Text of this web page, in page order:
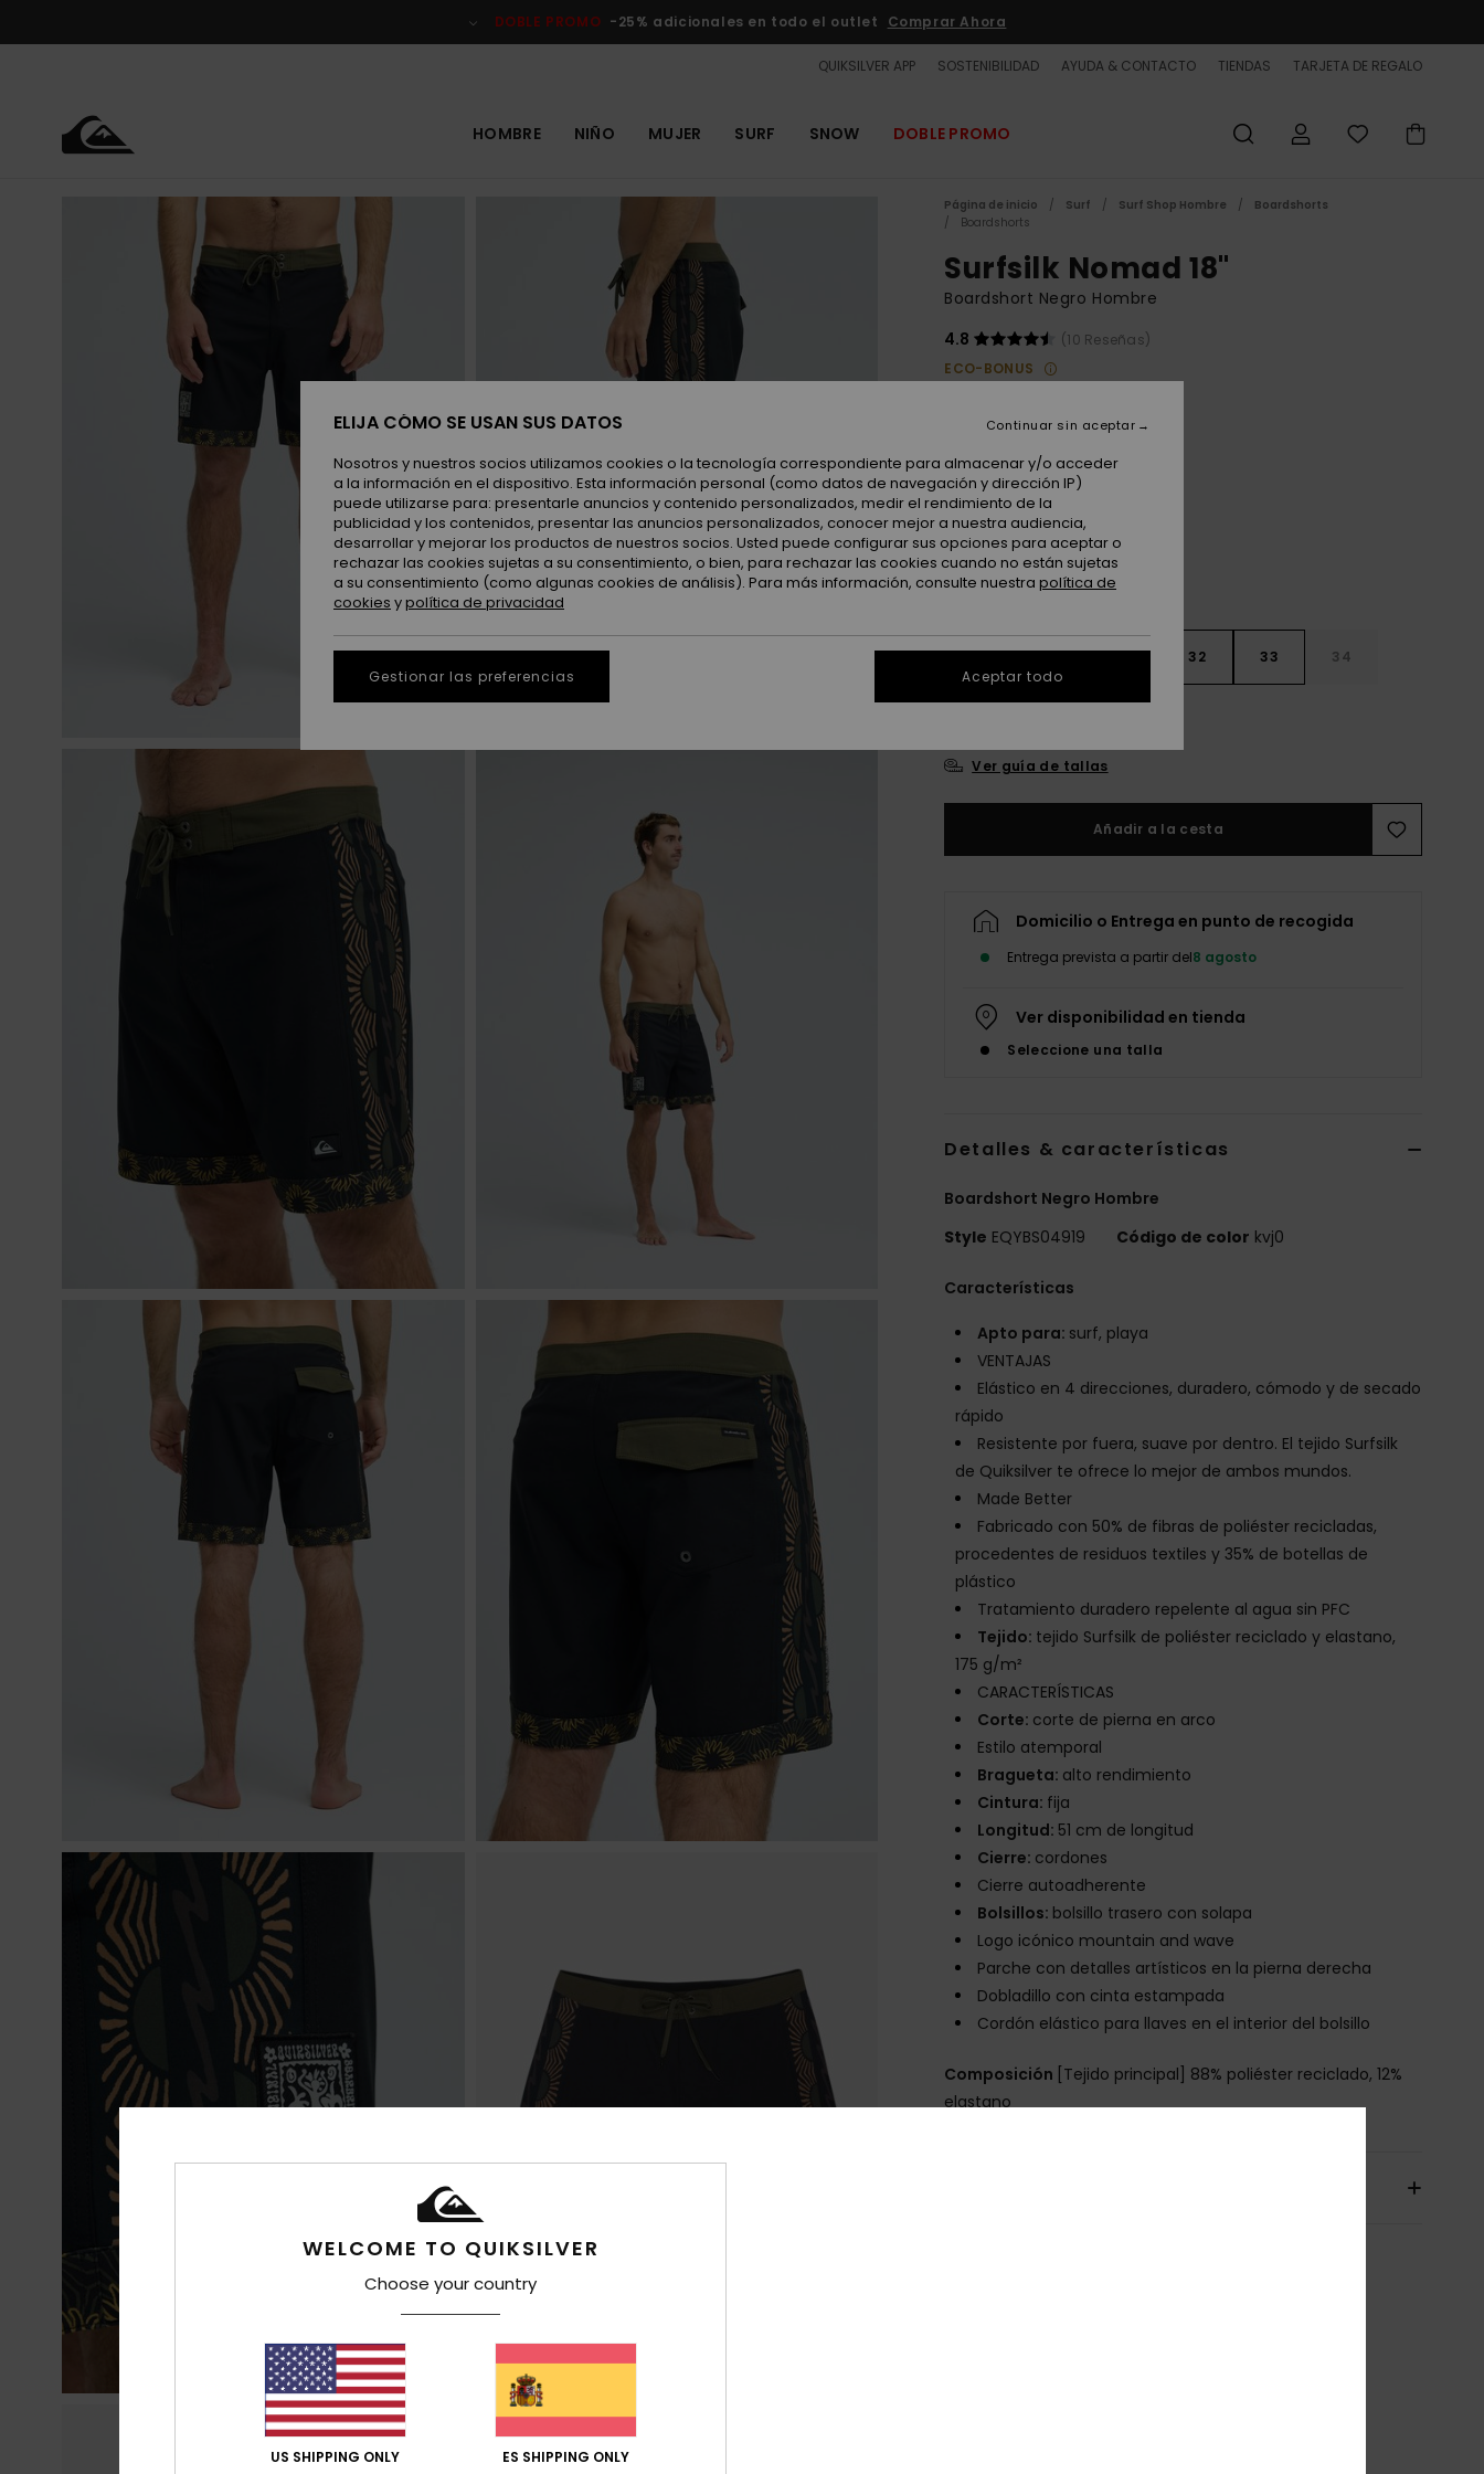
del
DOBLE PROMO -25% adicionales en todo el outlet Comprar Ahora
QUIKSILVER APP SOSTENIBILIDAD AYUDA & CONTACTO TIENDAS TARJETA DE REGALO
HOMBRE NIÑO MUJER SURF SNOW DOBLE PROMO
Página de inicio Surf Surf Shop Hombre
Boardshorts
Boardshorts
Surfsilk Nomad 18"
Boardshort Negro Hombre
4.8
(10 Reseñas)
ECO-BONUS
ColorBlack
28 30 31 32 33 34
Ver guía de tallas
Añadir a la cesta
Domicilio o Entrega en punto de recogida
Entrega prevista a partir del8 agosto
Ver disponibilidad en tienda
Seleccione una talla
Detalles & características
Boardshort Negro Hombre
Style EQYBS04919 Código de color kvj0
Características
Apto para: surf, playa
VENTAJAS
Elástico en 4 direcciones, duradero, cómodo y de secado
rápido
Resistente por fuera, suave por dentro. El tejido Surfsilk
de Quiksilver te ofrece lo mejor de ambos mundos.
Made Better
Fabricado con 50% de fibras de poliéster recicladas,
procedentes de residuos textiles y 35% de botellas de
plástico
Tratamiento duradero repelente al agua sin PFC
Tejido: tejido Surfsilk de poliéster reciclado y elastano,
175 g/m²
CARACTERÍSTICAS
Corte: corte de pierna en arco
Estilo atemporal
Bragueta: alto rendimiento
Cintura: fija
Longitud: 51 cm de longitud
Cierre: cordones
Cierre autoadherente
Bolsillos: bolsillo trasero con solapa
Logo icónico mountain and wave
Parche con detalles artísticos en la pierna derecha
Dobladillo con cinta estampada
Cordón elástico para llaves en el interior del bolsillo
Composición [Tejido principal] 88% poliéster reciclado, 12%
elastano
WELCOME TO QUIKSILVER
Choose your country
US SHIPPING ONLY ES SHIPPING ONLY
ELIJA CÓMO SE USAN SUS DATOS
Nosotros y nuestros socios utilizamos cookies o la tecnología correspondiente para almacenar y/o acceder
a la información en el dispositivo. Esta información personal (como datos de navegación y dirección IP)
puede utilizarse para: presentarle anuncios y contenido personalizados, medir el rendimiento de la
publicidad y los contenidos, presentar las anuncios personalizados, conocer mejor a nuestra audiencia,
desarrollar y mejorar los productos de nuestros socios. Usted puede configurar sus opciones para aceptar o
rechazar las cookies sujetas a su consentimiento, o bien, para rechazar las cookies cuando no están sujetas
a su consentimiento (como algunas cookies de análisis). Para más información, consulte nuestra política de
cookies ypolítica de privacidad
Gestionar las preferencias
Continuar sin aceptar
Aceptar todo